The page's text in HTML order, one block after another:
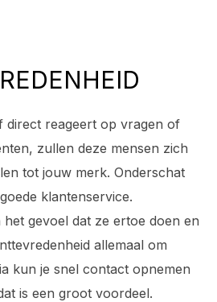
direct reageert op vragen of
zullen deze mensen zich
tot jouw merk. Onderschat
klantenservice.
gevoel dat ze ertoe doen en
allemaal om
kun je snel contact opnemen
is een groot voordeel.